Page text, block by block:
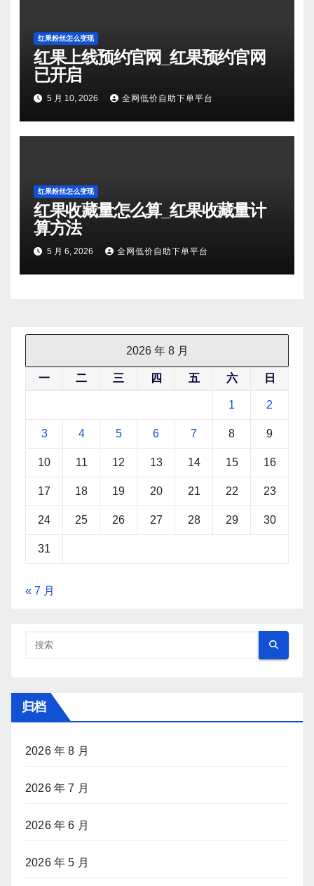
红果粉丝怎么变现
红果上线预约官网_红果预约官网
已开启
5 月 10, 2026 全网低价自助下单平台
红果粉丝怎么变现
红果收藏量怎么算_红果收藏量计
算方法
5 月 6, 2026 全网低价自助下单平台
2026 年 8 月
一 二 三 四 五 六 日
1 2
3 4 5 6 7 8 9
10 11 12 13 14 15 16
17 18 19 20 21 22 23
24 25 26 27 28 29 30
31
« 7 月
归档
2026 年 8 月
2026 年 7 月
2026 年 6 月
2026 年 5 月